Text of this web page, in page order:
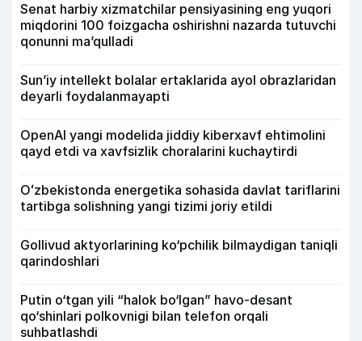
Senat harbiy xizmatchilar pensiyasining eng yuqori
miqdorini 100 foizgacha oshirishni nazarda tutuvchi
qonunni ma’qulladi
Sun’iy intellekt bolalar ertaklarida ayol obrazlaridan
deyarli foydalanmayapti
OpenAI yangi modelida jiddiy kiberxavf ehtimolini
qayd etdi va xavfsizlik choralarini kuchaytirdi
Oʻzbekistonda energetika sohasida davlat tariflarini
tartibga solishning yangi tizimi joriy etildi
Gollivud aktyorlarining ko‘pchilik bilmaydigan taniqli
qarindoshlari
Putin o‘tgan yili “halok bo‘lgan” havo-desant
qo‘shinlari polkovnigi bilan telefon orqali
suhbatlashdi